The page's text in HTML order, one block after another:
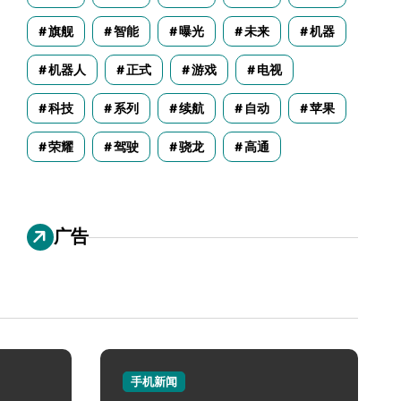
旗舰 智能 曝光 未来 机器
机器人 正式 游戏 电视
科技 系列 续航 自动 苹果
荣耀 驾驶 骁龙 高通
广告
手机新闻